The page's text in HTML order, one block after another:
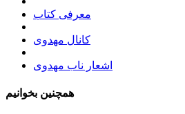
معرفی کتاب
کانال مهدوی
اشعار ناب مهدوی
همچنین بخوانیم